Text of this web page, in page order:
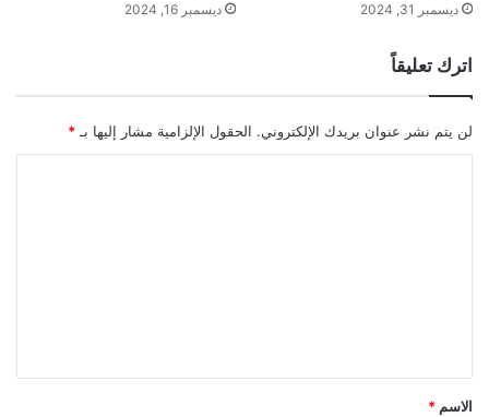
ديسمبر 31, 2024 ديسمبر 16, 2024
اترك تعليقاً
لن يتم نشر عنوان بريدك الإلكتروني. الحقول الإلزامية مشار إليها بـ *
*
الاسم *